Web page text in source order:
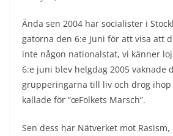
Ända sen 2004 har socialister i
gatorna den 6:e Juni för att visa att
inte någon nationalstat, vi känner
6:e juni blev helgdag 2005 vaknade
grupperingarna till liv och drog ihop
kallade för ”œFolkets Marsch”.
Sen dess har Nätverket mot